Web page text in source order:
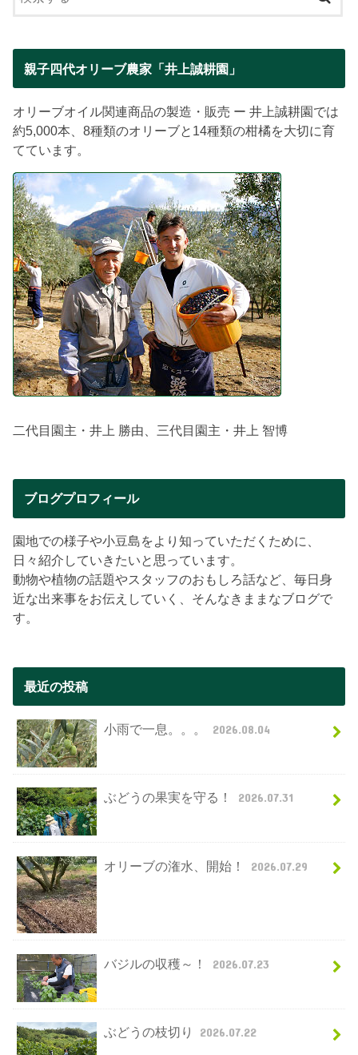
親子四代オリーブ農家「井上誠耕園」
オリーブオイル関連商品の製造・販売 ー 井上誠耕園では
約5,000本、8種類のオリーブと14種類の柑橘を大切に育
てています。
二代目園主・井上 勝由、三代目園主・井上 智博
ブログプロフィール
園地での様子や小豆島をより知っていただくために、
日々紹介していきたいと思っています。
動物や植物の話題やスタッフのおもしろ話など、毎日身
近な出来事をお伝えしていく、そんなきままなブログで
す。
最近の投稿
小雨で一息。。。 2026.08.04
ぶどうの果実を守る！ 2026.07.31
オリーブの潅水、開始！ 2026.07.29
バジルの収穫～！ 2026.07.23
ぶどうの枝切り 2026.07.22